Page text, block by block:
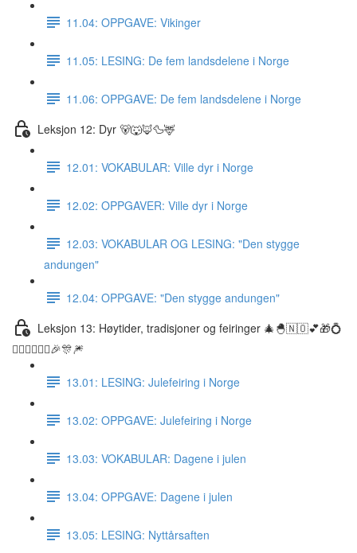
11.04: OPPGAVE: Vikinger
11.05: LESING: De fem landsdelene i Norge
11.06: OPPGAVE: De fem landsdelene i Norge
Leksjon 12: Dyr 🐻🐺🦊🦆🦌
12.01: VOKABULAR: Ville dyr i Norge
12.02: OPPGAVER: Ville dyr i Norge
12.03: VOKABULAR OG LESING: "Den stygge
andungen"
12.04: OPPGAVE: "Den stygge andungen"
Leksjon 13: Høytider, tradisjoner og feiringer 🎄🐣🇳🇴💕🎁💍
👰🏼‍♀️🤵🏽‍♂️🎉🎊🎆
13.01: LESING: Julefeiring i Norge
13.02: OPPGAVE: Julefeiring i Norge
13.03: VOKABULAR: Dagene i julen
13.04: OPPGAVE: Dagene i julen
13.05: LESING: Nyttårsaften